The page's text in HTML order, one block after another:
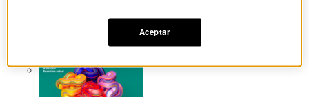
Aceptar